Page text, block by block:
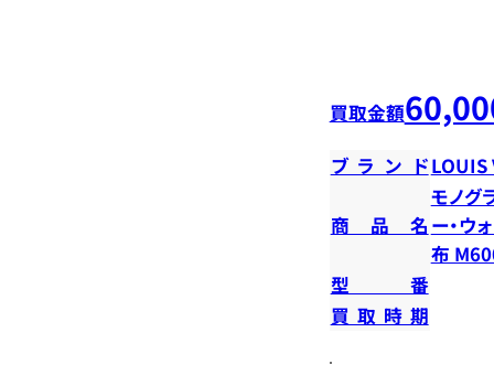
買取金額
ブランドLOUIS
商品名
モノグ
ー・ウ
布
型番
買取時期